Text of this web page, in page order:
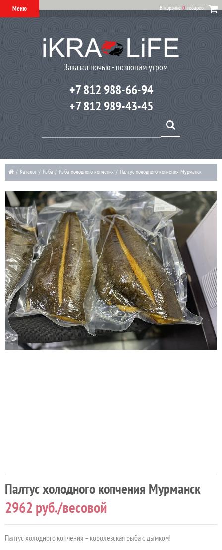
Меню В корзине 0 товаров
Заказал ночью - позвоним утром
+7 812 988-66-94
+7 812 989-43-45
/ Каталог / Рыба / Рыба холодного копчения / Палтус холодного копчения Мурманск
Палтус холодного копчения Мурманск
2962 руб./весовой
Палтус холодного копчения – королевская рыба с дымком!